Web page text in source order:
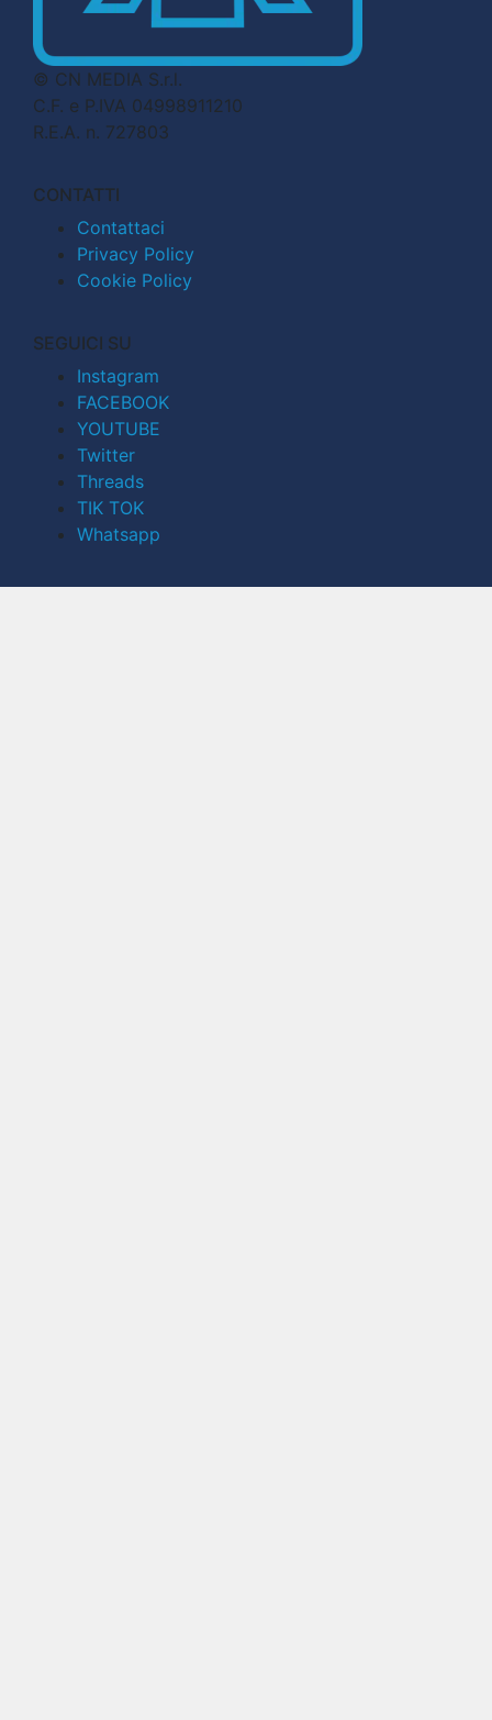
© CN MEDIA S.r.l.
C.F. e P.IVA 04998911210
R.E.A. n. 727803
CONTATTI
Contattaci
Privacy Policy
Cookie Policy
SEGUICI SU
Instagram
FACEBOOK
YOUTUBE
Twitter
Threads
TIK TOK
Whatsapp